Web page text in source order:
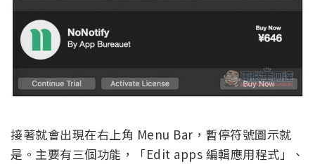
接著就會出現在右上角 Menu Bar，暫停符號圖示就
是。主要有三個功能，「Edit apps 編輯應用程式」、